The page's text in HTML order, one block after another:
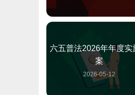
六五普法2026年年度实
案
2026-05-12